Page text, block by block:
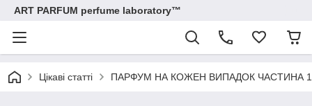
ART PARFUM perfume laboratory™
Цікаві статті ПАРФУМ НА КОЖЕН ВИПАДОК ЧАСТИНА 1